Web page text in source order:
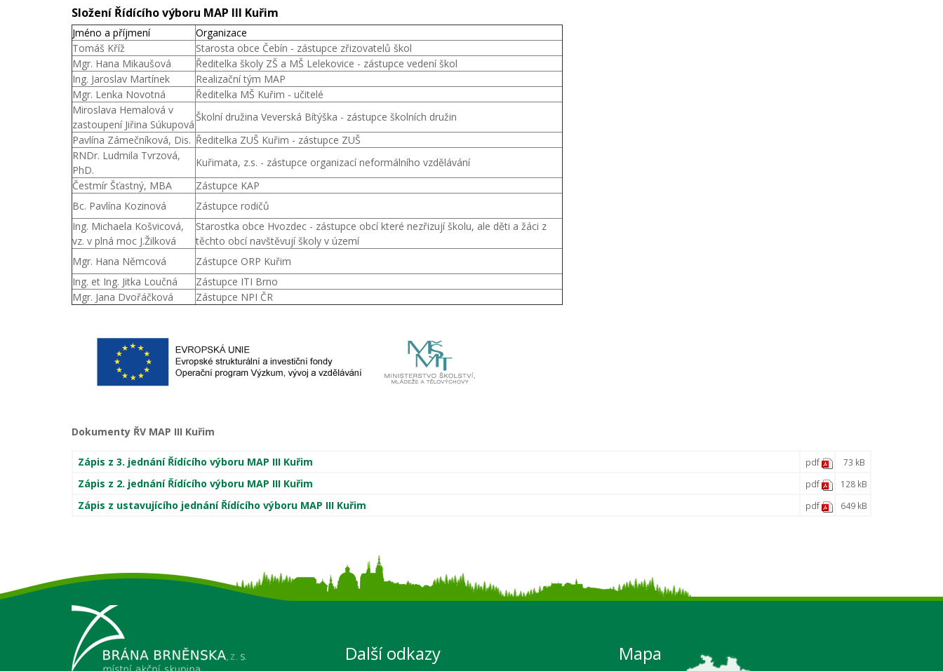
Složení Řídícího výboru MAP III Kuřim
Jméno a příjmení
Organizace
Tomáš Kříž
Starosta obce Čebín - zástupce zřizovatelů škol
Mgr. Hana Mikaušová
Ředitelka školy ZŠ a MŠ Lelekovice - zástupce vedení škol
Ing. Jaroslav Martínek
Realizační tým MAP
Mgr. Lenka Novotná
Ředitelka MŠ Kuřim - učitelé
Miroslava Hemalová v
zastoupení Jiřina Súkupová
Školní družina Veverská Bítýška - zástupce školních družin
Pavlína Zámečníková, Dis. Ředitelka ZUŠ Kuřim - zástupce ZUŠ
RNDr. Ludmila Tvrzová,
PhD.
Kuřimata, z.s. - zástupce organizací neformálního vzdělávání
Čestmír Šťastný, MBA
Zástupce KAP
Bc. Pavlína Kozinová
Zástupce rodičů
Ing. Michaela Košvicová,
vz. v plná moc J.Žilková
Starostka obce Hvozdec - zástupce obcí které nezřizují školu, ale děti a žáci z
těchto obcí navštěvují školy v území
Mgr. Hana Němcová
Zástupce ORP Kuřim
Ing. et Ing. Jitka Loučná
Zástupce ITI Brno
Mgr. Jana Dvořáčková
Zástupce NPI ČR
Dokumenty ŘV MAP III Kuřim
Zápis z 3. jednání Řídícího výboru MAP III Kuřim pdf 73 kB
Zápis z 2. jednání Řídícího výboru MAP III Kuřim pdf 128 kB
Zápis z ustavujícího jednání Řídícího výboru MAP III Kuřim pdf 649 kB
Další odkazy Mapa